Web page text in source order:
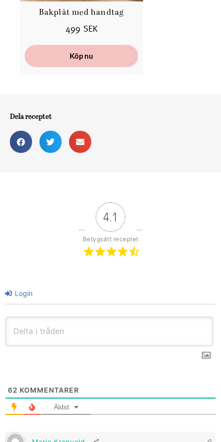
Bakplåt med handtag
499 SEK
Köp nu
Dela receptet
4.1
Betygsätt receptet
Login
62 KOMMENTARER
Äldst